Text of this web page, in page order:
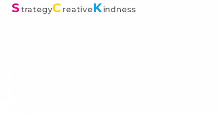
S trategyC reativeKindness